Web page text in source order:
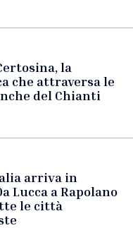
la
che attraversa le
del Chianti
arriva in
Lucca a Rapolano
le città